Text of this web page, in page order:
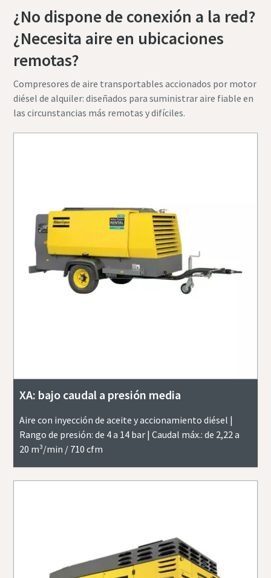
¿No dispone de conexión a la red?
¿Necesita aire en ubicaciones
remotas?
Compresores de aire transportables accionados por motor
diésel de alquiler: diseñados para suministrar aire fiable en
las circunstancias más remotas y difíciles.
XA: bajo caudal a presión media
Aire con inyección de aceite y accionamiento diésel |
Rango de presión: de 4 a 14 bar | Caudal máx.: de 2,22 a
20 m³/min / 710 cfm